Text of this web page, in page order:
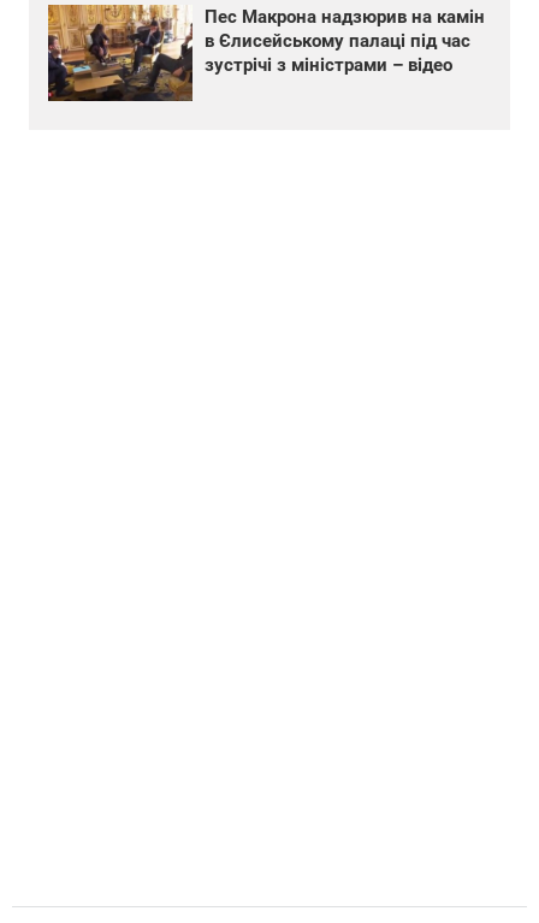
Пес Макрона надзюрив на камін
в Єлисейському палаці під час
зустрічі з міністрами – відео